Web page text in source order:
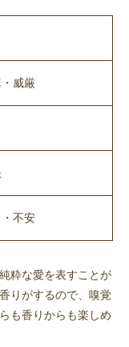
威厳
不安
粋な愛を表すことが
りがするので、嗅覚
も香りからも楽しめ